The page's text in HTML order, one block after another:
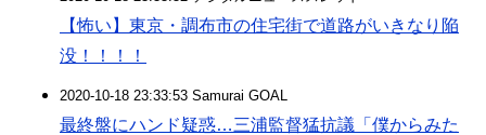
【怖い】東京・調布市の住宅街で道路がいきなり陥
没！！！！
2020-10-18 23:33:53 Samurai GOAL
最終盤にハンド疑惑…三浦監督猛抗議「僕からみた